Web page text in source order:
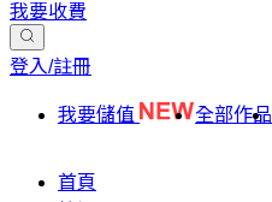
我要收費
登入/註冊
我要儲值 全部作品
首頁